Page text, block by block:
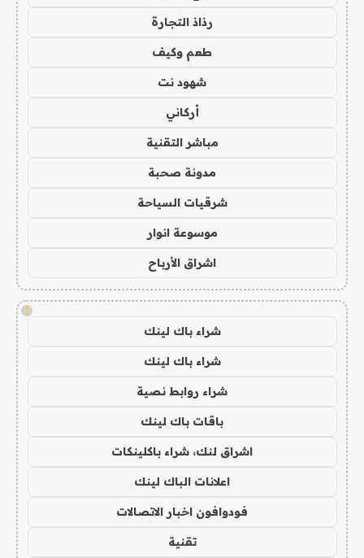
رذاذ التجارة
طعم وكيف
شهود نت
أركاني
مباشر التقنية
مدونة صحبة
شرقيات السياحة
موسوعة انوار
اشراق الأرباح
!
شراء باك لينك
شراء باك لينك
شراء روابط نصية
باقات باك لينك
اشراق لنك، شراء باكلينكات
اعلانات الباك لينك
فودوافون اخبار الاتصالات
تقنية